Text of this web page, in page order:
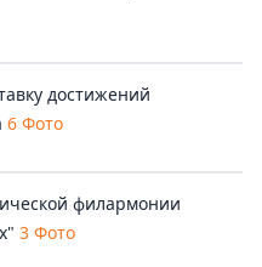
достижений
6 Фото
филармонии
3 Фото